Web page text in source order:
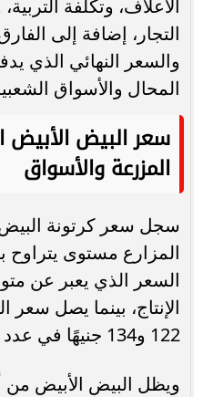
الأعلاف، وتكلفة
التجار، إضافة إلى
والسعر النهائي الذي
المحال والأسواق
سعر البيض الأبيض
المزرعة والأسواق
سجل سعر كرتونة البيض
السعر الذي يعبر عن
الإنتاج، بينما يصل سعر
122 و134 جنيهًا في عدد من المناطق.
ويظل البيض الأبيض من